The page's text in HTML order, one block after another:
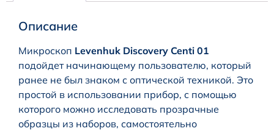
Описание
Микроскоп Levenhuk Discovery Centi 01
подойдет начинающему пользователю, который
ранее не был знаком с оптической техникой. Это
простой в использовании прибор, с помощью
которого можно исследовать прозрачные
образцы из наборов, самостоятельно